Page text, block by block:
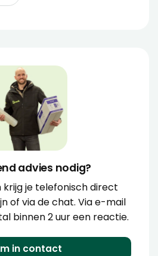
advies nodig?
je telefonisch direct
of via de chat. Via e-mail
binnen 2 uur een reactie.
in contact